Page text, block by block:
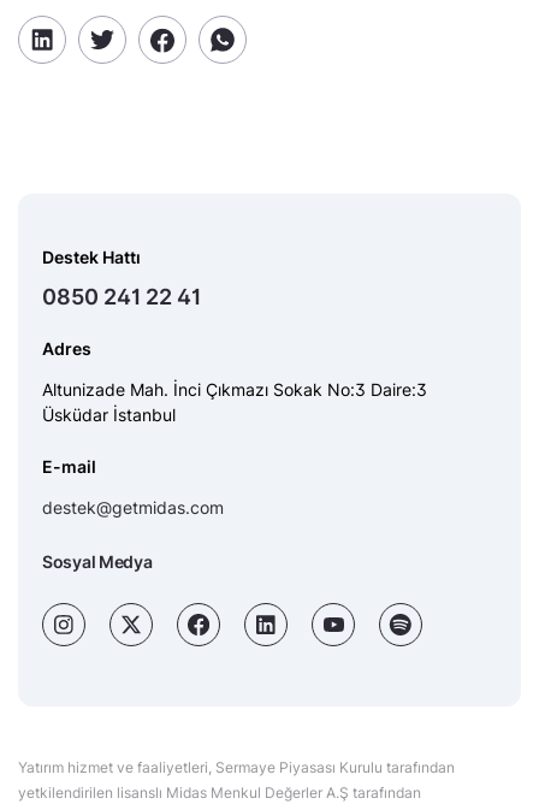
Destek Hattı
0850 241 22 41
Adres
Altunizade Mah. İnci Çıkmazı Sokak No:3 Daire:3
Üsküdar İstanbul
E-mail
destek@getmidas.com
Sosyal Medya
Yatırım hizmet ve faaliyetleri, Sermaye Piyasası Kurulu tarafından
yetkilendirilen lisanslı Midas Menkul Değerler A.Ş tarafından